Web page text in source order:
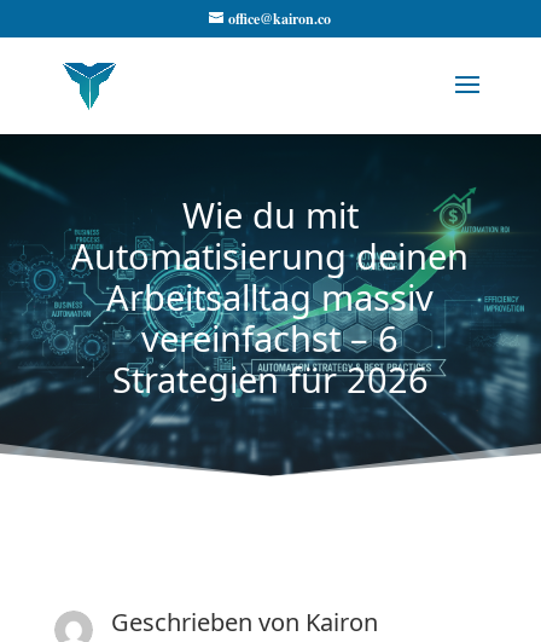
office@kairon.co
Wie du mit
Automatisierung deinen
Arbeitsalltag massiv
vereinfachst – 6
Strategien für 2026
Geschrieben von Kairon